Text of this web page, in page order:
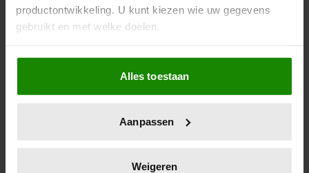
productontwikkeling. U kunt kiezen wie uw gegevens
gebruikt en met welke doelen.
Als u het toestaat, willen we ook graag:
Informatie verzamelen over uw geografische
locatie, die tot een paar meter nauwkeurig kan zijn
scannen op specifieke eigenschappen (fingerprinting)
verwerkt en stel uw voorkeuren in het
Alles toestaan
Aanpassen
Weigeren